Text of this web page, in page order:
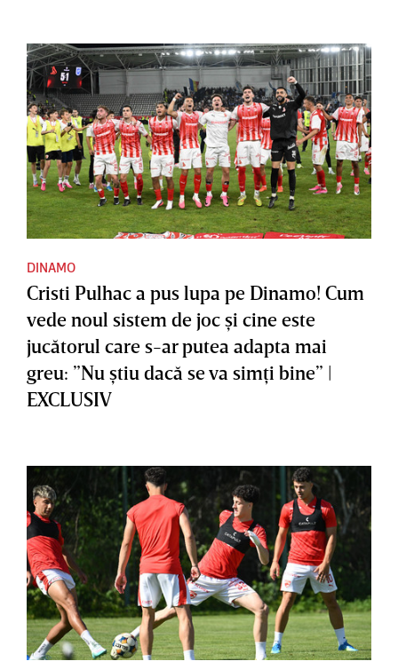
DINAMO
Cristi Pulhac a pus lupa pe Dinamo! Cum
vede noul sistem de joc şi cine este
jucătorul care s-ar putea adapta mai
greu: ”Nu ştiu dacă se va simţi bine” |
EXCLUSIV